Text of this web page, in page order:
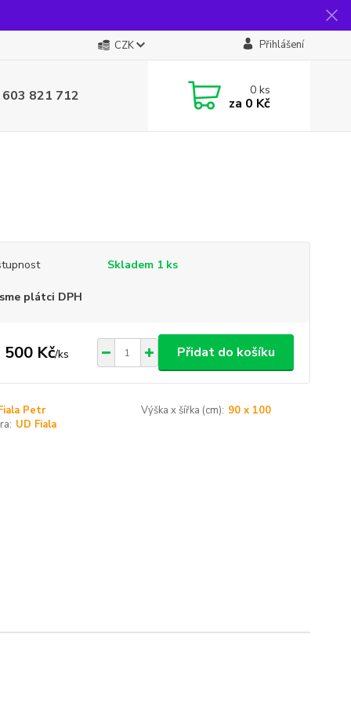
CZK Přihlášení
821 712 0ks
za 0 Kč
Skladem 1 ks
plátci DPH
500 Kč/ks Přidat do košíku
Petr Výška x šířka (cm): 90 x 100
UD Fiala